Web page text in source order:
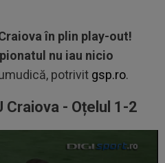
în plin play-out!
nu iau nicio
potrivit gsp.ro.
Craiova - Oțelul 1-2